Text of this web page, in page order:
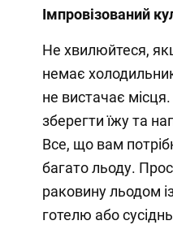
Імпровізований
Не хвилюйтеся,
немає
не вистачає
зберегти їжу та
Все, що вам
багато льоду.
раковину льодом
готелю або